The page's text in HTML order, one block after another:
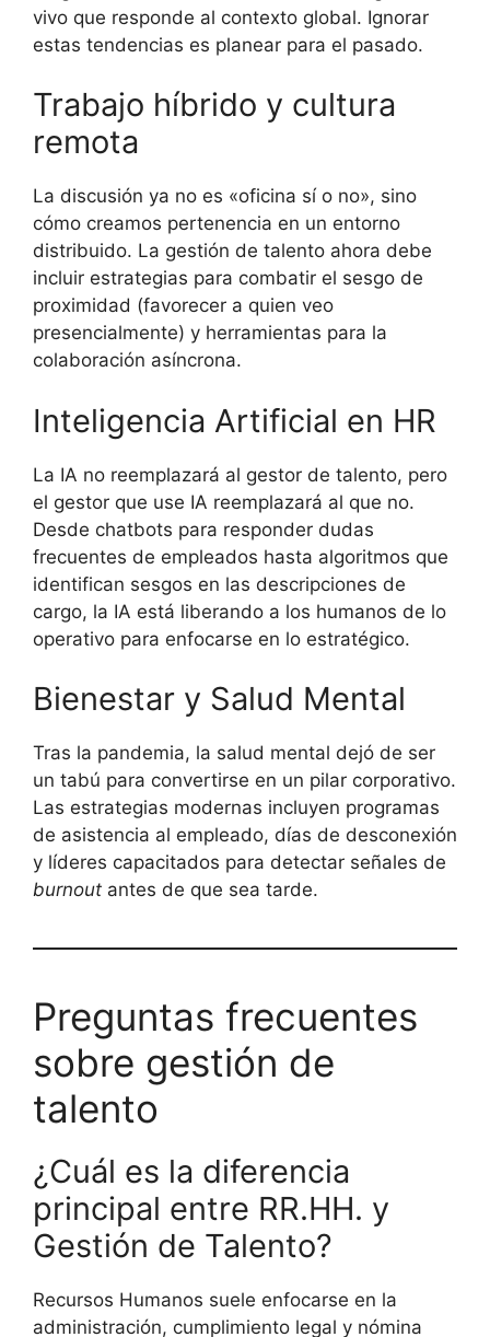
vivo que responde al contexto global. Ignorar
estas tendencias es planear para el pasado.
Trabajo híbrido y cultura
remota
La discusión ya no es «oficina sí o no», sino
cómo creamos pertenencia en un entorno
distribuido. La gestión de talento ahora debe
incluir estrategias para combatir el sesgo de
proximidad (favorecer a quien veo
presencialmente) y herramientas para la
colaboración asíncrona.
Inteligencia Artificial en HR
La IA no reemplazará al gestor de talento, pero
el gestor que use IA reemplazará al que no.
Desde chatbots para responder dudas
frecuentes de empleados hasta algoritmos que
identifican sesgos en las descripciones de
cargo, la IA está liberando a los humanos de lo
operativo para enfocarse en lo estratégico.
Bienestar y Salud Mental
Tras la pandemia, la salud mental dejó de ser
un tabú para convertirse en un pilar corporativo.
Las estrategias modernas incluyen programas
de asistencia al empleado, días de desconexión
y líderes capacitados para detectar señales de
burnout antes de que sea tarde.
Preguntas frecuentes
sobre gestión de
talento
¿Cuál es la diferencia
principal entre RR.HH. y
Gestión de Talento?
Recursos Humanos suele enfocarse en la
administración, cumplimiento legal y nómina